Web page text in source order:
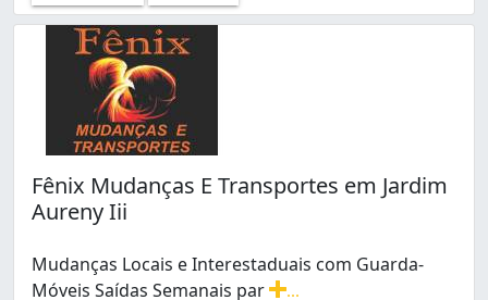
Fênix Mudanças E Transportes em Jardim
Aureny Iii
Mudanças Locais e Interestaduais com Guarda-
Móveis Saídas Semanais par